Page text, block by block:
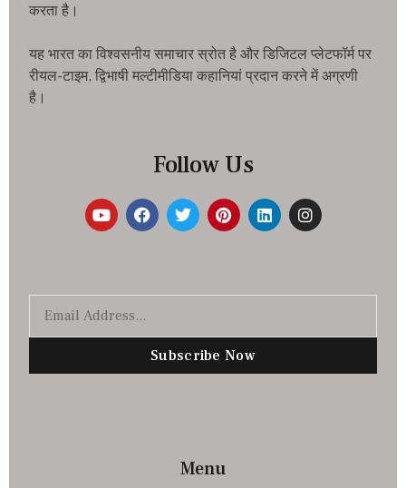
करता है।
यह भारत का विश्वसनीय समाचार स्रोत है और डिजिटल प्लेटफॉर्म पर
रीयल-टाइम, द्विभाषी मल्टीमीडिया कहानियां प्रदान करने में अग्रणी
है।
Follow Us
Subscribe Now
Menu